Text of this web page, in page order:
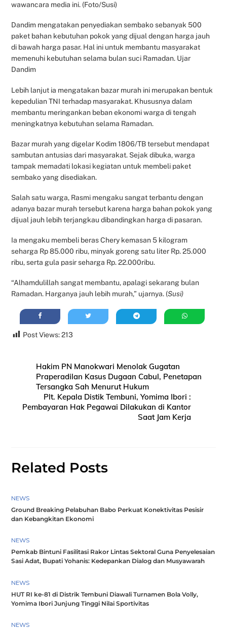
wawancara media ini. (Foto/Susi)
Dandim mengatakan penyediakan sembako sebanyak 500
paket bahan kebutuhan pokok yang dijual dengan harga jauh
di bawah harga pasar. Hal ini untuk membantu masyarakat
memenuhi kebutuhan selama bulan suci Ramadan. Ujar
Dandim
Lebih lanjut ia mengatakan bazar murah ini merupakan bentuk
kepedulian TNI terhadap masyarakat. Khususnya dalam
membantu meringankan beban ekonomi warga di tengah
meningkatnya kebutuhan selama Ramadan.
Bazar murah yang digelar Kodim 1806/TB tersebut mendapat
sambutan antusias dari masyarakat. Sejak dibuka, warga
tampak memadati lokasi kegiatan untuk membeli paket
sembako yang disediakan.
Salah satu warga, Rasmi mengaku sangat terbantu dengan
adanya bazar murah tersebut karena harga bahan pokok yang
dijual jauh lebih terjangkau dibandingkan harga di pasaran.
Ia mengaku membeli beras Chery kemasan 5 kilogram
seharga Rp 85.000 ribu, minyak goreng satu liter Rp. 25.000
ribu, serta gula pasir seharga Rp. 22.000ribu.
“Alhamdulillah sangat membantu, apalagi sekarang bulan
Ramadan. Harganya jauh lebih murah,” ujarnya. (Susi)
Post Views: 213
Hakim PN Manokwari Menolak Gugatan
Praperadilan Kasus Dugaan Cabul, Penetapan
Tersangka Sah Menurut Hukum
Plt. Kepala Distik Tembuni, Yomima Ibori :
Pembayaran Hak Pegawai Dilakukan di Kantor
Saat Jam Kerja
Related Posts
NEWS
Ground Breaking Pelabuhan Babo Perkuat Konektivitas Pesisir
dan Kebangkitan Ekonomi
NEWS
Pemkab Bintuni Fasilitasi Rakor Lintas Sektoral Guna Penyelesaian
Sasi Adat, Bupati Yohanis: Kedepankan Dialog dan Musyawarah
NEWS
HUT RI ke-81 di Distrik Tembuni Diawali Turnamen Bola Volly,
Yomima Ibori Junjung Tinggi Nilai Sportivitas
NEWS